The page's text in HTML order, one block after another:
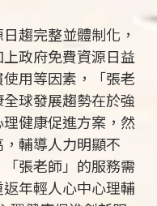
趨完整並體制化，
政府免費資源日益
用等因素，「張老
球發展趨勢在於強
健康促進方案，然
輔導人力明顯不
張老師」的服務需
年輕人心中心理輔